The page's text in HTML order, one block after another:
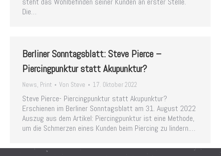
Die…
Berliner Sonntagsblatt: Steve Pierce –
Piercingpunktur statt Akupunktur?
News, Print Von Steve 17. Oktober 2022
Steve Pierce- Piercingpunktur statt Akupunktur?
Erschienen im Berliner Sonntagsblatt am 31. August 2022
Auszug aus dem Artikel: Piercingpunktur ist eine Methode,
um die Schmerzen eines Kunden beim Piercing zu lindern.…